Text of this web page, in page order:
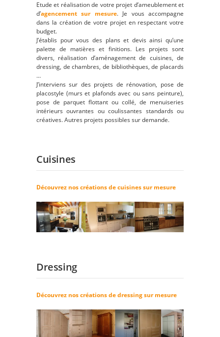
Etude et réalisation de votre projet d’ameublement et
d’agencement sur mesure. Je vous accompagne
dans la création de votre projet en respectant votre
budget.
J’établis pour vous des plans et devis ainsi qu’une
palette de matières et finitions. Les projets sont
divers, réalisation d’aménagement de cuisines, de
dressing, de chambres, de bibliothèques, de placards
…
J’interviens sur des projets de rénovation, pose de
placostyle (murs et plafonds avec ou sans peinture),
pose de parquet flottant ou collé, de menuiseries
intérieurs ouvrantes ou coulissantes standards ou
créatives. Autres projets possibles sur demande.
Cuisines
Découvrez nos créations de cuisines sur mesure
Dressing
Découvrez nos créations de dressing sur mesure